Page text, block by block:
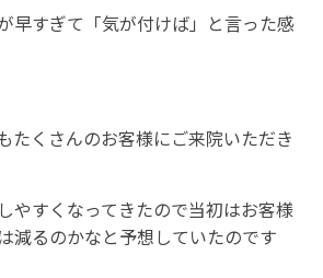
早すぎて「気が付けば」と言った感
たくさんのお客様にご来院いただき
やすくなってきたので当初はお客様
減るのかなと予想していたのです